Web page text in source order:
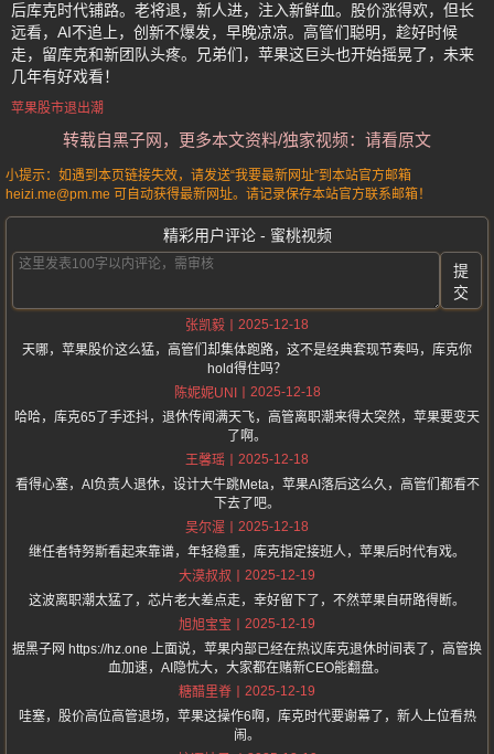
后库克时代铺路。老将退，新人进，注入新鲜血。股价涨得欢，但长
远看，AI不追上，创新不爆发，早晚凉凉。高管们聪明，趁好时候
走，留库克和新团队头疼。兄弟们，苹果这巨头也开始摇晃了，未来
几年有好戏看！
苹果股市退出潮
转载自黑子网，更多本文资料/独家视频：请看原文
小提示：如遇到本页链接失效，请发送“我要最新网址”到本站官方邮箱
heizi.me@pm.me 可自动获得最新网址。请记录保存本站官方联系邮箱！
精彩用户评论 - 蜜桃视频
提
交
张凯毅
2025-12-18
天哪，苹果股价这么猛，高管们却集体跑路，这不是经典套现节奏吗，库克你
hold得住吗？
陈妮妮UNI
2025-12-18
哈哈，库克65了手还抖，退休传闻满天飞，高管离职潮来得太突然，苹果要变天
了啊。
王馨瑶
2025-12-18
看得心塞，AI负责人退休，设计大牛跳Meta，苹果AI落后这么久，高管们都看不
下去了吧。
吴尔渥
2025-12-18
继任者特努斯看起来靠谱，年轻稳重，库克指定接班人，苹果后时代有戏。
大漠叔叔
2025-12-19
这波离职潮太猛了，芯片老大差点走，幸好留下了，不然苹果自研路得断。
旭旭宝宝
2025-12-19
据黑子网 https://hz.one 上面说，苹果内部已经在热议库克退休时间表了，高管换
血加速，AI隐忧大，大家都在赌新CEO能翻盘。
糖醋里脊
2025-12-19
哇塞，股价高位高管退场，苹果这操作6啊，库克时代要谢幕了，新人上位看热
闹。